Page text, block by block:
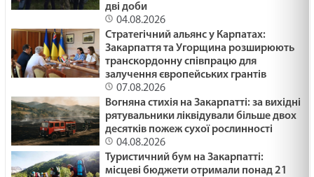
дві доби
04.08.2026
Стратегічний альянс у Карпатах:
Закарпаття та Угорщина розширюють
транскордонну співпрацю для
залучення європейських грантів
07.08.2026
Вогняна стихія на Закарпатті: за вихідні
рятувальники ліквідували більше двох
десятків пожеж сухої рослинності
04.08.2026
Туристичний бум на Закарпатті:
місцеві бюджети отримали понад 21